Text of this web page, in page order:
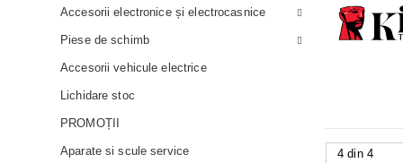
ÎNCĂRCARE
CĂȘTI
ACCESORII ELECTRONICE
ȘI ELECTROCASNICE
ÎNGRIJIRE
FRIGIDERE
PIESE DE SCHIMB
Masini
Camere
Stații și
SUVENIRURI
Accesorii electronice și electrocasnice
Piese de schimb
Accesorii vehicule electrice
Lichidare stoc
PROMOȚII
Aparate si scule service